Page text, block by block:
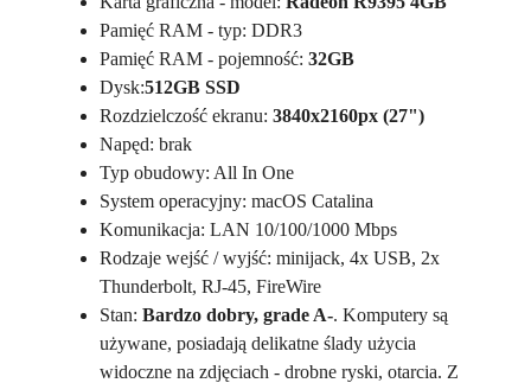
Pamięć RAM - typ: DDR3
Pamięć RAM - pojemność: 32GB
Dysk:512GB SSD
Rozdzielczość ekranu: 3840x2160px (27")
Napęd: brak
Typ obudowy: All In One
System operacyjny: macOS Catalina
Komunikacja: LAN 10/100/1000 Mbps
Rodzaje wejść / wyjść: minijack, 4x USB, 2x
Thunderbolt, RJ-45, FireWire
Stan: Bardzo dobry, grade A-. Komputery są
używane, posiadają delikatne ślady użycia
widoczne na zdjęciach - drobne ryski, otarcia. Z